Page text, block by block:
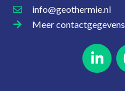
info@geothermie.nl
Meer contactgegevens